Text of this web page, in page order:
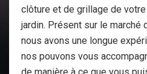
clôture et de grillage de
jardin. Présent sur le marché
nous avons une longue
nos pouvons vous